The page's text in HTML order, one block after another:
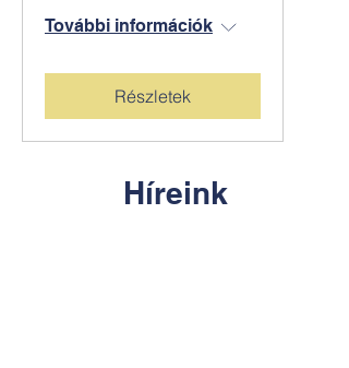
További információk
Részletek
Híreink